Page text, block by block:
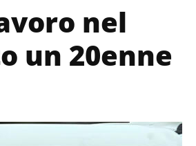
nel
un 20enne